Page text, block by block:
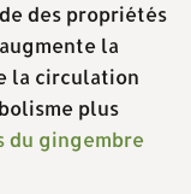
des propriétés
la
la circulation
plus
du gingembre